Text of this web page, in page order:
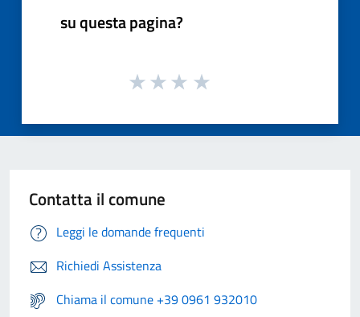
su questa pagina?
Contatta il comune
Leggi le domande frequenti
Richiedi Assistenza
Chiama il comune +39 0961 932010